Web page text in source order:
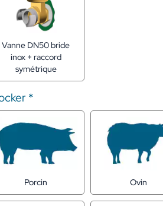
Vanne DN50 bride
inox + raccord
symétrique
*
Porcin Ovin